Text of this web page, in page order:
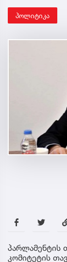
პოლიტიკა
პარლამენტის
კომიტეტის